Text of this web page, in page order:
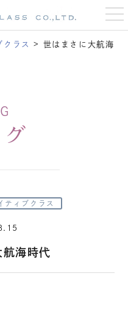
t
o
g
クラス > 世はまさに大航海
ティブクラス
海時代